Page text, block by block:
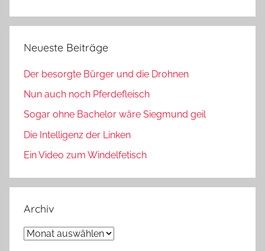
Neueste Beiträge
Der besorgte Bürger und die Drohnen
Nun auch noch Pferdefleisch
Sogar ohne Bachelor wäre Siegmund geil
Die Intelligenz der Linken
Ein Video zum Windelfetisch
Archiv
Archiv